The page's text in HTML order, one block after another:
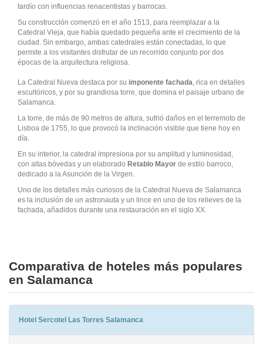
tardío con influencias renacentistas y barrocas.
Su construcción comenzó en el año 1513, para reemplazar a la
Catedral Vieja, que había quedado pequeña ante el crecimiento de la
ciudad. Sin embargo, ambas catedrales están conectadas, lo que
permite a los visitantes disfrutar de un recorrido conjunto por dos
épocas de la arquitectura religiosa.
La Catedral Nueva destaca por su imponente fachada, rica en detalles
escultóricos, y por su grandiosa torre, que domina el paisaje urbano de
Salamanca.
La torre, de más de 90 metros de altura, sufrió daños en el terremoto de
Lisboa de 1755, lo que provocó la inclinación visible que tiene hoy en
día.
En su interior, la catedral impresiona por su amplitud y luminosidad,
con altas bóvedas y un elaborado Retablo Mayor de estilo barroco,
dedicado a la Asunción de la Virgen.
Uno de los detalles más curiosos de la Catedral Nueva de Salamanca
es la inclusión de un astronauta y un lince en uno de los relieves de la
fachada, añadidos durante una restauración en el siglo XX.
Comparativa de hoteles más populares
en Salamanca
Hotel Sercotel Las Torres Salamanca